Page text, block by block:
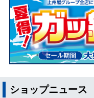
ショップニュース